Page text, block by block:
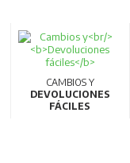
CAMBIOS Y
DEVOLUCIONES
FÁCILES